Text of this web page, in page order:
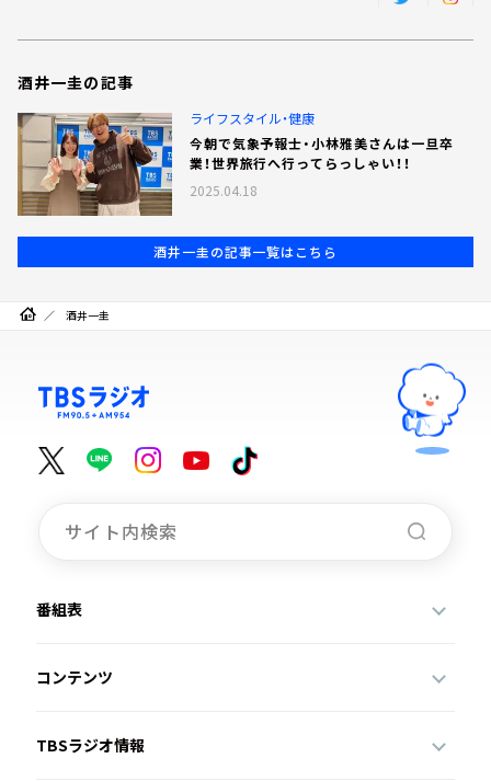
酒井一圭の記事
ライフスタイル・健康
今朝で気象予報士・小林雅美さんは一旦卒
業！世界旅行へ行ってらっしゃい！！
2025.04.18
酒井一圭の記事一覧はこちら
酒井一圭
番組表
コンテンツ
TBSラジオ情報